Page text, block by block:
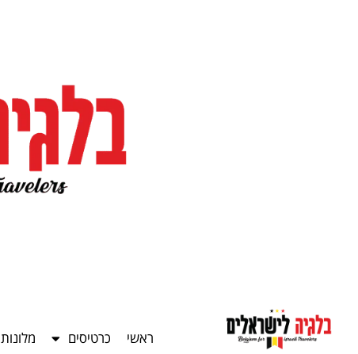
ראשי כרטיסים מלונות